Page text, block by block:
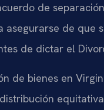
de
asegurarse de que
de dictar el
de bienes en